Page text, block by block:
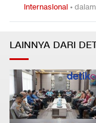
Internasional •
LAINNYA DARI